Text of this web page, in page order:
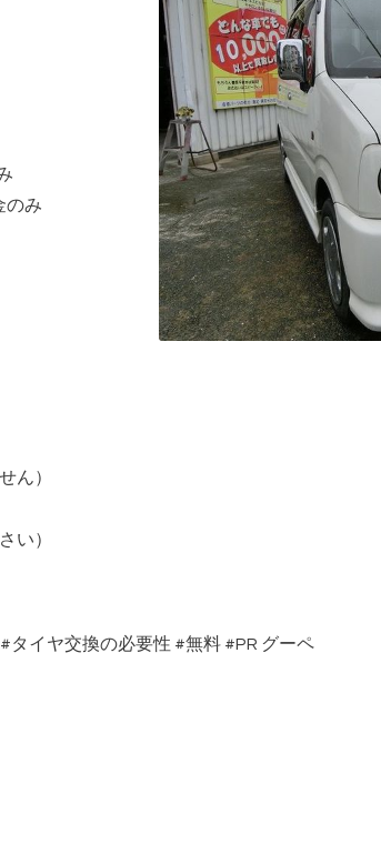
のみ
ん）
い）
#タイヤ交換の必要性 #無料 #PR グーペ